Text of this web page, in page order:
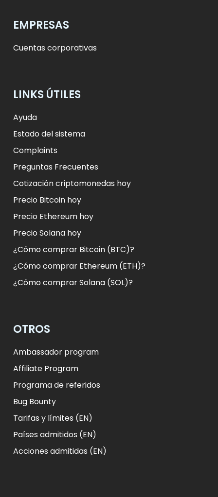
EMPRESAS
Cuentas corporativas
LINKS ÚTILES
Ayuda
Estado del sistema
Complaints
Preguntas Frecuentes
Cotización criptomonedas hoy
Precio Bitcoin hoy
Precio Ethereum hoy
Precio Solana hoy
¿Cómo comprar Bitcoin (BTC)?
¿Cómo comprar Ethereum (ETH)?
¿Cómo comprar Solana (SOL)?
OTROS
Ambassador program
Affiliate Program
Programa de referidos
Bug Bounty
Tarifas y límites (EN)
Países admitidos (EN)
Acciones admitidas (EN)